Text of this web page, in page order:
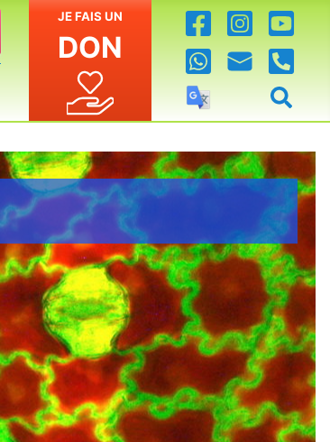
JE FAIS UN
DON